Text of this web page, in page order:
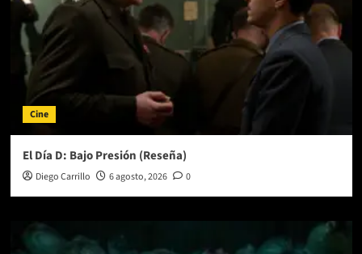
Cine
El Día D: Bajo Presión (Reseña)
Diego Carrillo 6 agosto, 2026 0